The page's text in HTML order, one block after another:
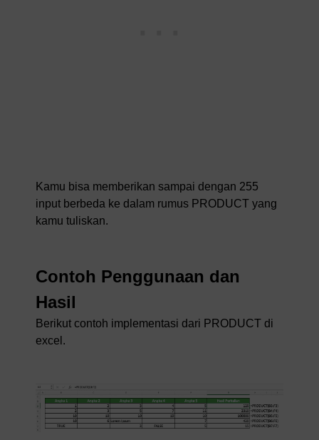
Kamu bisa memberikan sampai dengan 255
input berbeda ke dalam rumus PRODUCT yang
kamu tuliskan.
Contoh Penggunaan dan
Hasil
Berikut contoh implementasi dari PRODUCT di
excel.